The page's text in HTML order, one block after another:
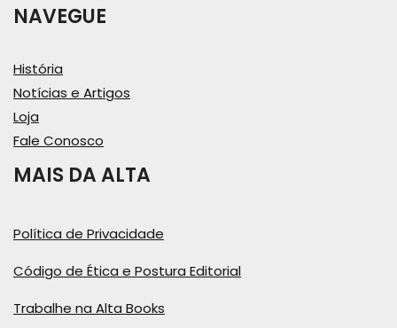
NAVEGUE
História
Notícias e Artigos
Loja
Fale Conosco
MAIS DA ALTA
Política de Privacidade
Código de Ética e Postura Editorial
Trabalhe na Alta Books